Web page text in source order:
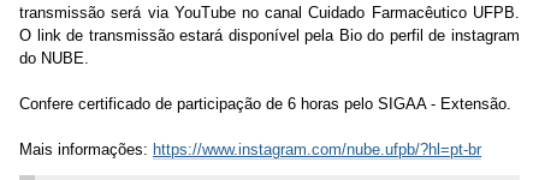
transmissão será via YouTube no canal Cuidado Farmacêutico UFPB.
O link de transmissão estará disponível pela Bio do perfil de instagram
do NUBE.
Confere certificado de participação de 6 horas pelo SIGAA - Extensão.
Mais informações: https://www.instagram.com/nube.ufpb/?hl=pt-br